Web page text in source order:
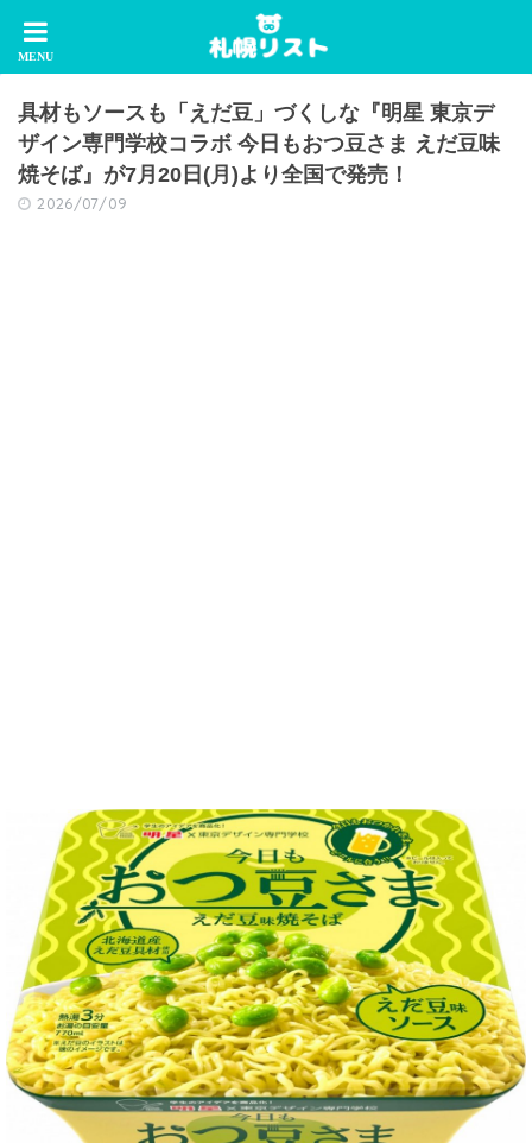
具材もソースも「えだ豆」づくしな『明星 東京デ
ザイン専門学校コラボ 今日もおつ豆さま えだ豆味
焼そば』が7月20日(月)より全国で発売！
2026/07/09